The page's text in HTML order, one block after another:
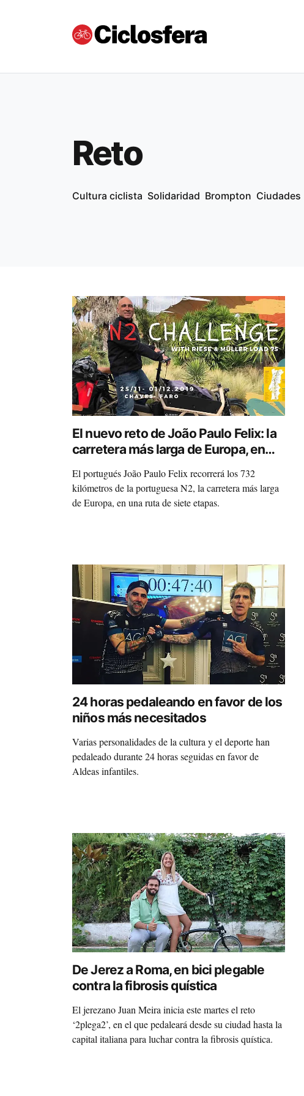
Reto
Cultura ciclista Solidaridad Brompton Ciudades
El nuevo reto de João Paulo Felix: la
carretera más larga de Europa, en
El portugués João Paulo Felix recorrerá los 732
kilómetros de la portuguesa N2, la carretera más larga
de Europa, en una ruta de siete etapas.
24 horas pedaleando en favor de los
niños más necesitados
Varias personalidades de la cultura y el deporte han
pedaleado durante 24 horas seguidas en favor de
Aldeas infantiles.
De Jerez a Roma, en bici plegable
contra la fibrosis quística
El jerezano Juan Meira inicia este martes el reto
‘2plega2’, en el que pedaleará desde su ciudad hasta la
capital italiana para luchar contra la fibrosis quística.